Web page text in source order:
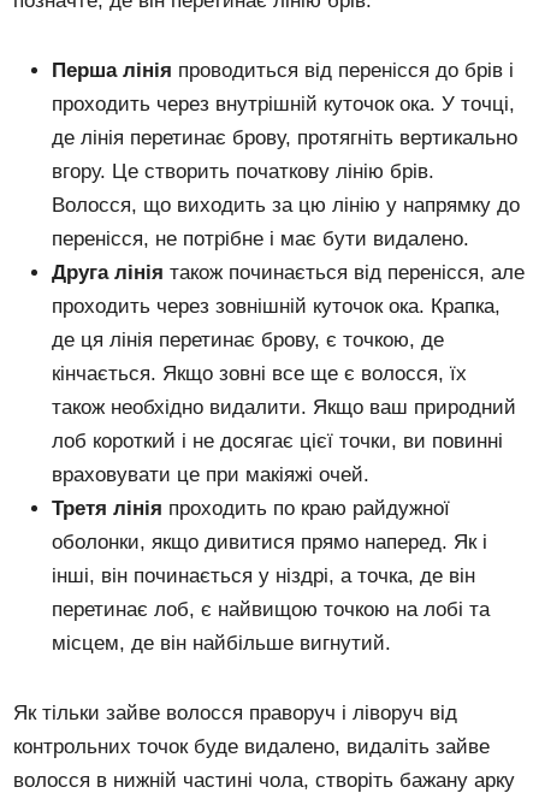
Перша лінія проводиться від перенісся до брів і
проходить через внутрішній куточок ока. У точці,
де лінія перетинає брову, протягніть вертикально
вгору. Це створить початкову лінію брів.
Волосся, що виходить за цю лінію у напрямку до
перенісся, не потрібне і має бути видалено.
Друга лінія також починається від перенісся, але
проходить через зовнішній куточок ока. Крапка,
де ця лінія перетинає брову, є точкою, де
кінчається. Якщо зовні все ще є волосся, їх
також необхідно видалити. Якщо ваш природний
лоб короткий і не досягає цієї точки, ви повинні
враховувати це при макіяжі очей.
Третя лінія проходить по краю райдужної
оболонки, якщо дивитися прямо наперед. Як і
інші, він починається у ніздрі, а точка, де він
перетинає лоб, є найвищою точкою на лобі та
місцем, де він найбільше вигнутий.
Як тільки зайве волосся праворуч і ліворуч від
контрольних точок буде видалено, видаліть зайве
волосся в нижній частині чола, створіть бажану арку